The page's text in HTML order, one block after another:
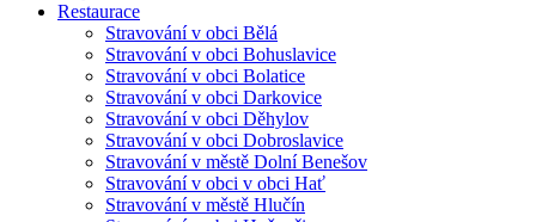
Restaurace
Stravování v obci Bělá
Stravování v obci Bohuslavice
Stravování v obci Bolatice
Stravování v obci Darkovice
Stravování v obci Děhylov
Stravování v obci Dobroslavice
Stravování v městě Dolní Benešov
Stravování v obci v obci Hať
Stravování v městě Hlučín